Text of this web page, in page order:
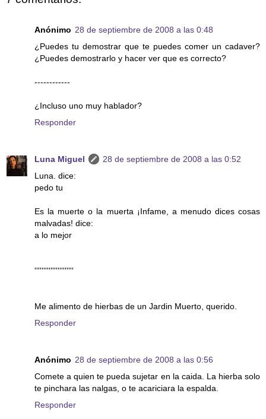
Anónimo 28 de septiembre de 2008 a las 0:48
¿Puedes tu demostrar que te puedes comer un cadaver?
¿Puedes demostrarlo y hacer ver que es correcto?
------------
¿Incluso uno muy hablador?
Responder
Luna Miguel
28 de septiembre de 2008 a las 0:52
Luna. dice:
pedo tu
Es la muerte o la muerta ¡Infame, a menudo dices cosas
malvadas! dice:
a lo mejor
''''''''''''''''''''''
Me alimento de hierbas de un Jardin Muerto, querido.
Responder
Anónimo 28 de septiembre de 2008 a las 0:56
Comete a quien te pueda sujetar en la caida. La hierba solo
te pinchara las nalgas, o te acariciara la espalda.
Responder